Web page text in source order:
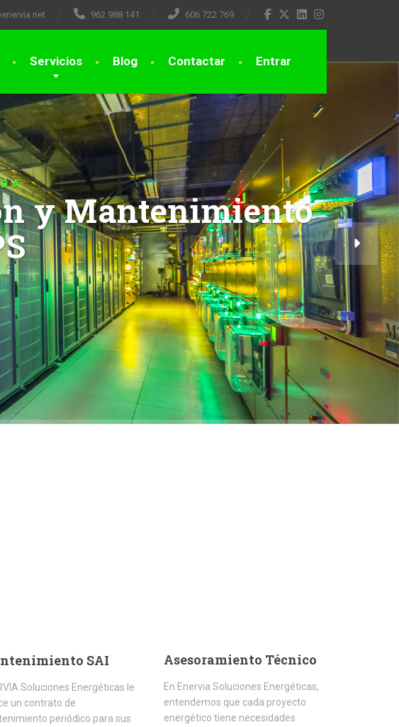
962 988 141 606 722 769
Servicios Blog Contactar Entrar
y Mantenimiento
SAI
Soluciones Energéticas le
un contrato de
periódico para sus
Asesoramiento Técnico
En Enervia Soluciones Energéticas,
entendemos que cada proyecto
energético tiene necesidades